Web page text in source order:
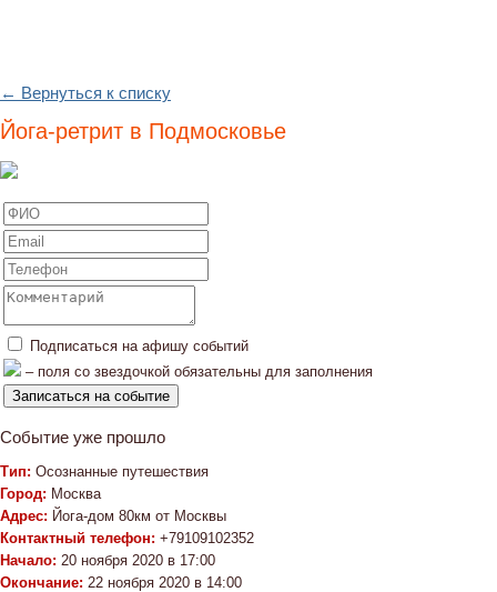
← Вернуться к списку
Йога-ретрит в Подмосковье
Подписаться на афишу событий
– поля со звездочкой обязательны для заполнения
Событие уже прошло
Тип: Осознанные путешествия
Город: Москва
Адрес: Йога-дом 80км от Москвы
Контактный телефон: +79109102352
Начало: 20 ноября 2020 в 17:00
Окончание: 22 ноября 2020 в 14:00